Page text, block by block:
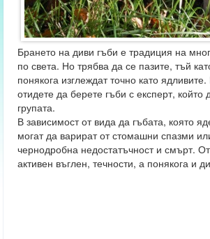
Брането на диви гъби е традиция на
по света. Но трябва да се пазите, тъй
понякога изглеждат точно като
отидете да берете гъби с експерт, който
групата.
В зависимост от вида да гъбата, която
могат да варират от стомашни спазми
чернодробна недостатъчност и смърт.
активен въглен, течности, а понякога и